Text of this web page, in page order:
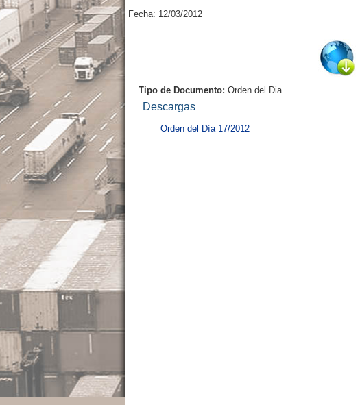
Fecha: 12/03/2012
Tipo de Documento: Orden del Dia
Descargas
Orden del Día 17/2012